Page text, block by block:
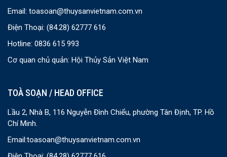
Email: toasoan@thuysanvietnam.com.vn
Điện Thoại: (84.28) 62777 616
Hotline: 0836 615 993
Cơ quan chủ quản: Hội Thủy Sản Việt Nam
TOÀ SOẠN / HEAD OFFICE
Lầu 2, Nhà B, 116 Nguyễn Đình Chiểu, phường Tân Định, TP. Hồ
Chí Minh.
Email:toasoan@thuysanvietnam.com.vn